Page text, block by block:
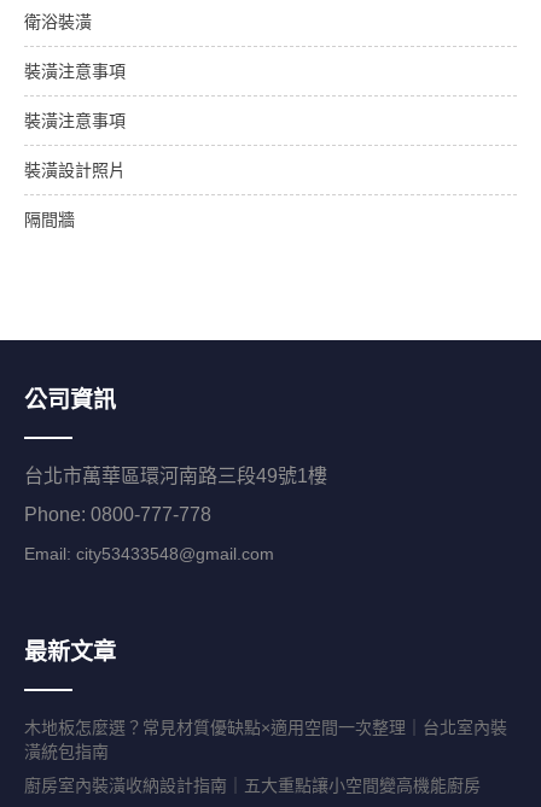
衛浴裝潢
裝潢注意事項
裝潢注意事項
裝潢設計照片
隔間牆
公司資訊
台北市萬華區環河南路三段49號1樓
Phone: 0800-777-778
Email: city53433548@gmail.com
最新文章
木地板怎麼選？常見材質優缺點×適用空間一次整理｜台北室內裝
潢統包指南
廚房室內裝潢收納設計指南｜五大重點讓小空間變高機能廚房